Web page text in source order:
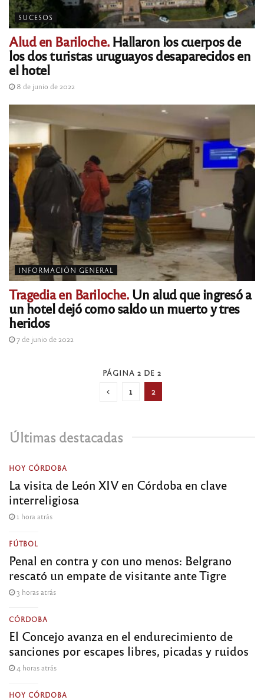
SUCESOS
Alud en Bariloche.Hallaron los cuerpos de
los dos turistas uruguayos desaparecidos en
el hotel
8 de junio de 2022
INFORMACIÓN GENERAL
Tragedia en Bariloche.Un alud que ingresó a
un hotel dejó como saldo un muerto y tres
heridos
7 de junio de 2022
PÁGINA 2 DE 2
1 2
Últimas destacadas
HOY CÓRDOBA
La visita de León XIV en Córdoba en clave
interreligiosa
1 hora atrás
FÚTBOL
Penal en contra y con uno menos: Belgrano
rescató un empate de visitante ante Tigre
3 horas atrás
CÓRDOBA
El Concejo avanza en el endurecimiento de
sanciones por escapes libres, picadas y ruidos
4 horas atrás
HOY CÓRDOBA